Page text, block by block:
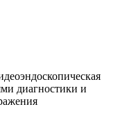
диагностики и